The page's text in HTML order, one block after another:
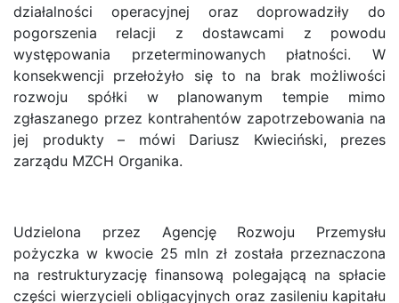
działalności operacyjnej oraz doprowadziły do
pogorszenia relacji z dostawcami z powodu
występowania przeterminowanych płatności. W
konsekwencji przełożyło się to na brak możliwości
rozwoju spółki w planowanym tempie mimo
zgłaszanego przez kontrahentów zapotrzebowania na
jej produkty – mówi Dariusz Kwieciński, prezes
zarządu MZCH Organika.
Udzielona przez Agencję Rozwoju Przemysłu
pożyczka w kwocie 25 mln zł została przeznaczona
na restrukturyzację finansową polegającą na spłacie
części wierzycieli obligacyjnych oraz zasileniu kapitału